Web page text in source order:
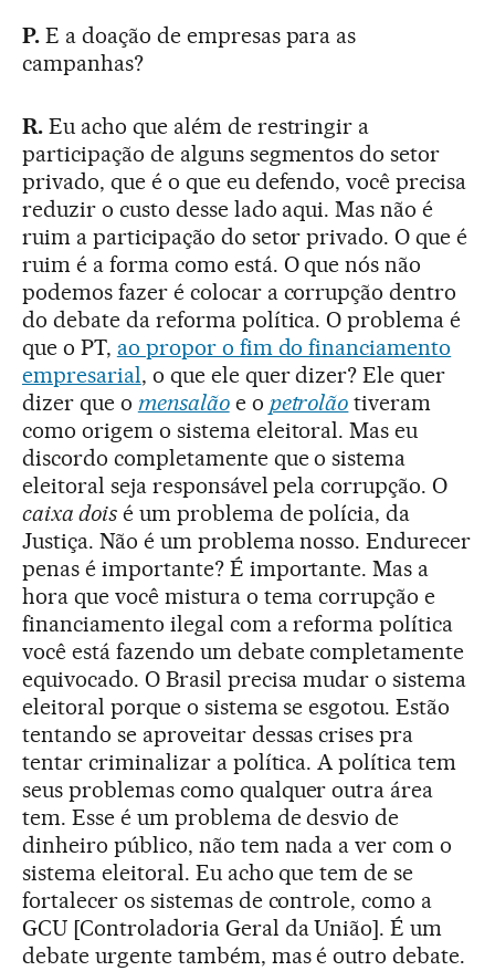
P. E a doação de empresas para as
campanhas?
R. Eu acho que além de restringir a
participação de alguns segmentos do setor
privado, que é o que eu defendo, você precisa
reduzir o custo desse lado aqui. Mas não é
ruim a participação do setor privado. O que é
ruim é a forma como está. O que nós não
podemos fazer é colocar a corrupção dentro
do debate da reforma política. O problema é
que o PT, ao propor o fim do financiamento
empresarial, o que ele quer dizer? Ele quer
dizer que o mensalãoe o petrolão tiveram
como origem o sistema eleitoral. Mas eu
discordo completamente que o sistema
eleitoral seja responsável pela corrupção. O
caixa doisé um problema de polícia, da
Justiça. Não é um problema nosso. Endurecer
penas é importante? É importante. Mas a
hora que você mistura o tema corrupção e
financiamento ilegal com a reforma política
você está fazendo um debate completamente
equivocado. O Brasil precisa mudar o sistema
eleitoral porque o sistema se esgotou. Estão
tentando se aproveitar dessas crises pra
tentar criminalizar a política. A política tem
seus problemas como qualquer outra área
tem. Esse é um problema de desvio de
dinheiro público, não tem nada a ver com o
sistema eleitoral. Eu acho que tem de se
fortalecer os sistemas de controle, como a
GCU [Controladoria Geral da União]. É um
debate urgente também, mas é outro debate.